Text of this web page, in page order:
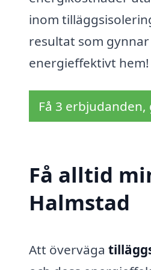
inom
resultat som
energieffektivt hem!
Få 3
Få alltid
Halmstad
Att överväga